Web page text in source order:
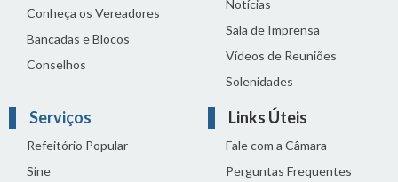
Conheça os Vereadores
Bancadas e Blocos
Conselhos
Notícias
Sala de Imprensa
Vídeos de Reuniões
Solenidades
Serviços
Refeitório Popular
Sine
Links Úteis
Fale com a Câmara
Perguntas Frequentes